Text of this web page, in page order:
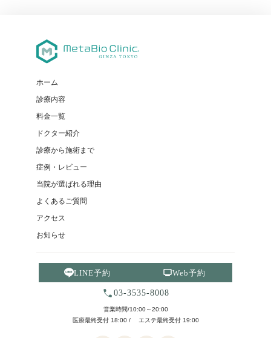
ホーム
診療内容
料金一覧
ドクター紹介
診療から施術まで
症例・レビュー
当院が選ばれる理由
よくあるご質問
アクセス
お知らせ
LINE予約 Web予約
03-3535-8008
営業時間/10:00～20:00
医療最終受付 18:00 / エステ最終受付 19:00